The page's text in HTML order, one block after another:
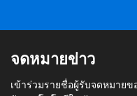
จดหมายข่าว
เข้าร่วมรายชื่อผู้รับจดหมายข